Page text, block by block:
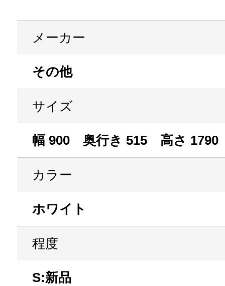
メーカー
その他
サイズ
幅 900 奥行き 515 高さ 1790
カラー
ホワイト
程度
S:新品